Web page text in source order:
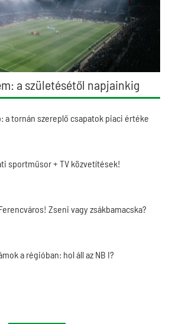
a születésétől napjainkig
a tornán szereplő csapatok piaci értéke
sportműsor + TV közvetítések!
Zseni vagy zsákbamacska?
a régióban: hol áll az NB I?